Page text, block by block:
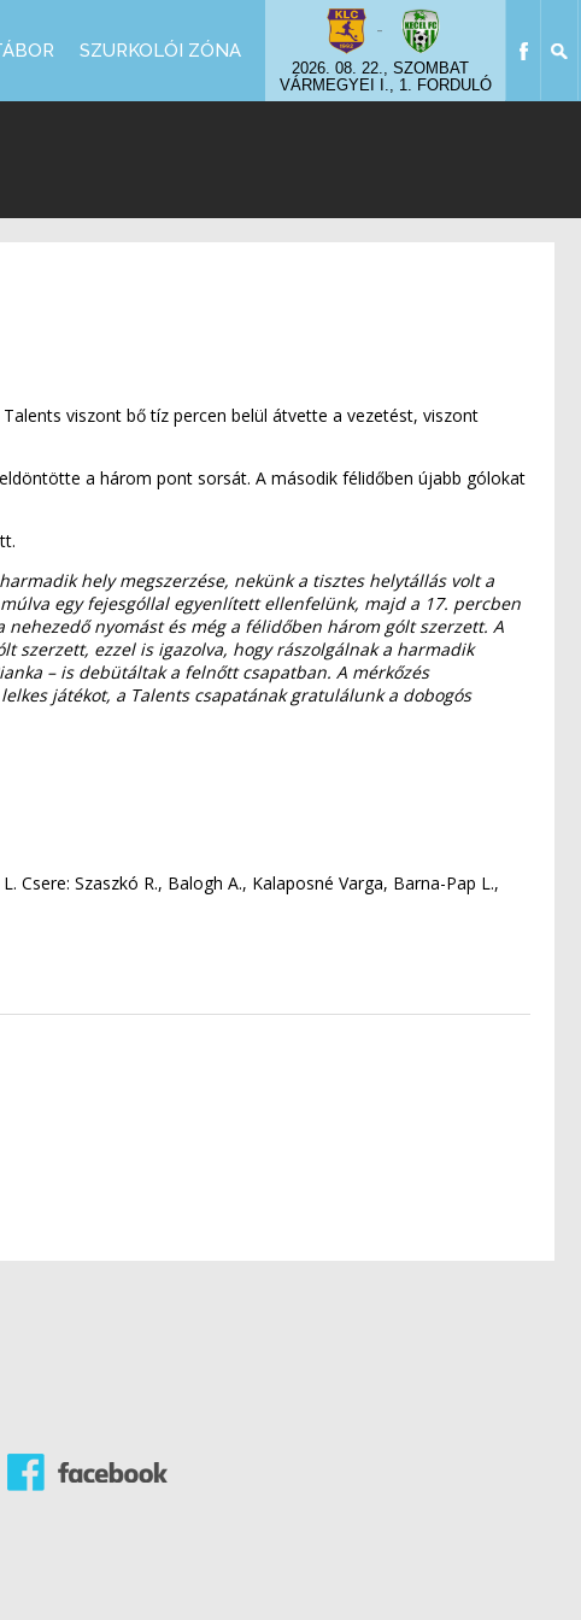
-
2026. 08. 22., SZOMBAT
VÁRMEGYEI I., 1. FORDULÓ
SZURKOLÓI ZÓNA
viszont bő tíz percen belül átvette a vezetést, viszont
a három pont sorsát. A második félidőben újabb gólokat
hely megszerzése, nekünk a tisztes helytállás volt a
egy fejesgóllal egyenlített ellenfelünk, majd a 17. percben
nyomást és még a félidőben három gólt szerzett. A
szerzett, ezzel is igazolva, hogy rászolgálnak a harmadik
– is debütáltak a felnőtt csapatban. A mérkőzés
játékot, a Talents csapatának gratulálunk a dobogós
Csere: Szaszkó R., Balogh A., Kalaposné Varga, Barna-Pap L.,